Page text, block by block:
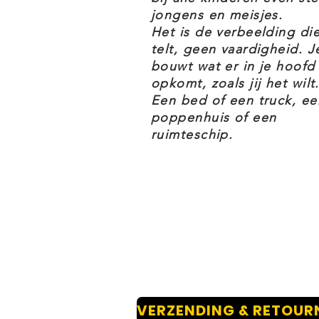
De bodemplaat is ca. 4 x 4 cm
jongens en meisjes.
Het is de verbeelding
telt, geen vaardigheid.
bouwt wat er in je hoofd
opkomt, zoals jij het
Een bed of een truck,
poppenhuis of een
ruimteschip.